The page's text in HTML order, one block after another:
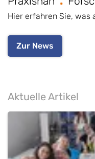
Hier erfahren Sie, was
Zur News
Aktuelle Artikel